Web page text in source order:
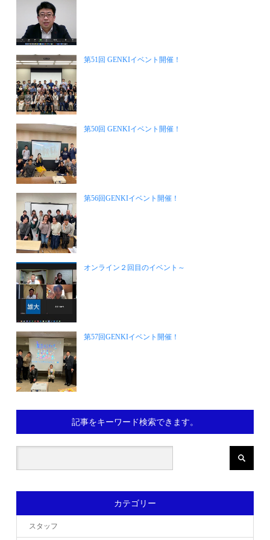
第51回 GENKIイベント開催！
第50回 GENKIイベント開催！
第56回GENKIイベント開催！
オンライン２回目のイベント～
第57回GENKIイベント開催！
記事をキーワード検索できます。
カテゴリー
スタッフ